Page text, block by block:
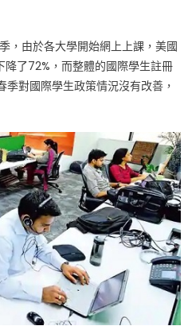
，由於各大學開始網上上課，美國
了72%，而整體的國際學生註冊
對國際學生政策情況沒有改善，